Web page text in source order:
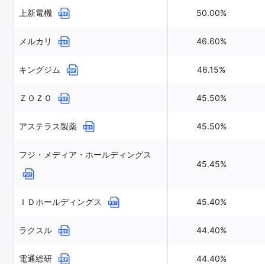
上新電機 50.00%
メルカリ 46.60%
キングジム 46.15%
ＺＯＺＯ 45.50%
アステラス製薬 45.50%
フジ・メディア・ホールディングス
45.45%
ＩＤホールディングス 45.40%
ラクスル 44.40%
電通総研 44.40%